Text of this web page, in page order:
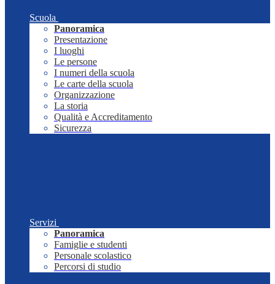
Scuola
Panoramica
Presentazione
I luoghi
Le persone
I numeri della scuola
Le carte della scuola
Organizzazione
La storia
Qualità e Accreditamento
Sicurezza
Servizi
Panoramica
Famiglie e studenti
Personale scolastico
Percorsi di studio